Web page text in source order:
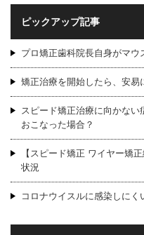
ピックアップ記事
プロ矯正歯科院長自身がマ
矯正治療を開始したら、安易
スピード矯正治療に向かな
おこなった場合？
【スピード矯正 ワイヤー矯
状況
コロナウイスルに感染しにく